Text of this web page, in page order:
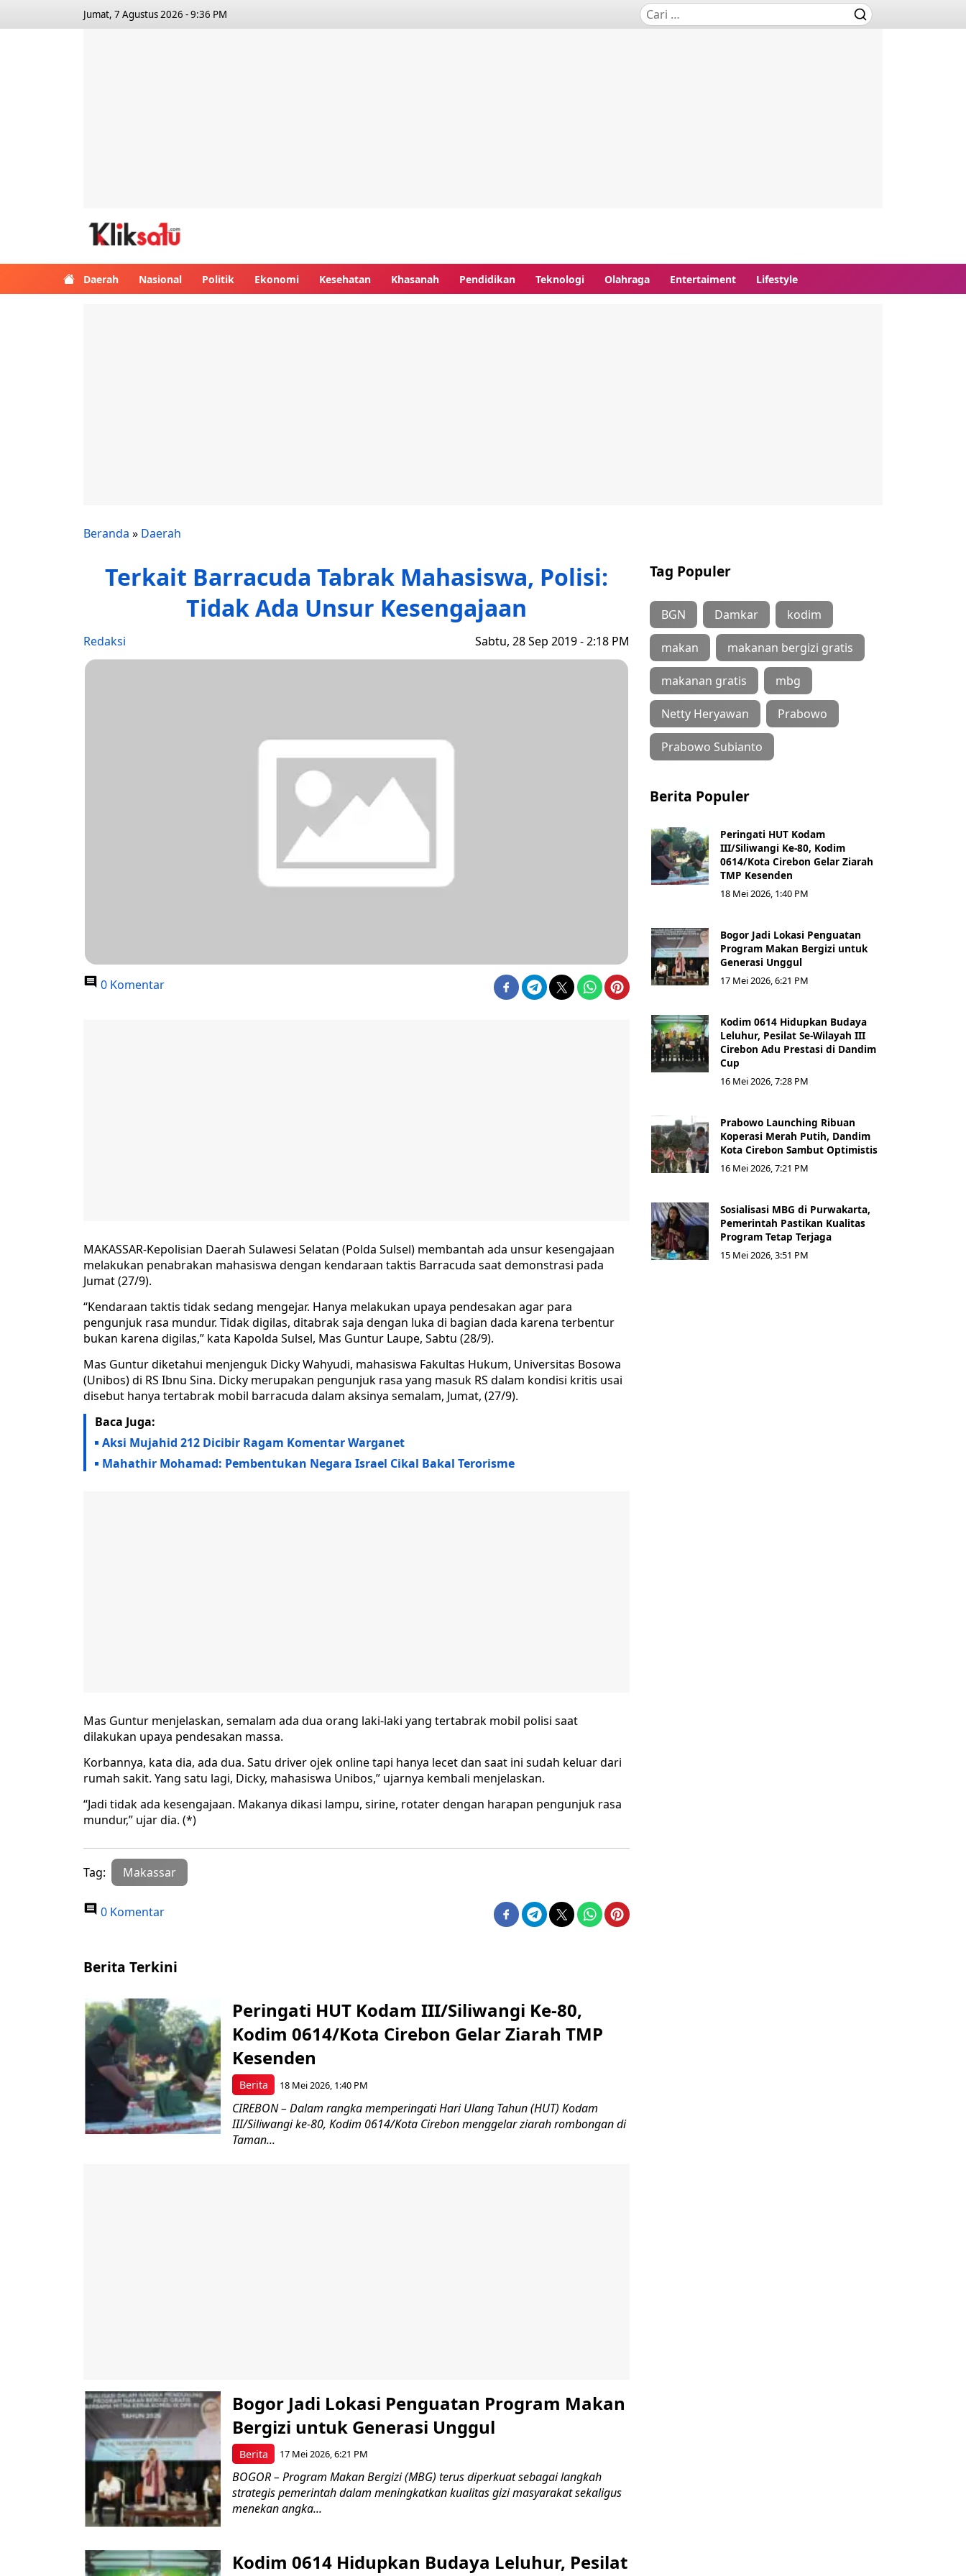
Jumat, 7 Agustus 2026 - 9:36 PM
Daerah Nasional Politik Ekonomi Kesehatan Khasanah Pendidikan Teknologi Olahraga Entertaiment Lifestyle
Beranda » Daerah
Terkait Barracuda Tabrak Mahasiswa, Polisi:
Tidak Ada Unsur Kesengajaan
Redaksi Sabtu, 28 Sep 2019 - 2:18 PM
0 Komentar
MAKASSAR-Kepolisian Daerah Sulawesi Selatan (Polda Sulsel) membantah ada unsur kesengajaan
melakukan penabrakan mahasiswa dengan kendaraan taktis Barracuda saat demonstrasi pada
Jumat (27/9).
“Kendaraan taktis tidak sedang mengejar. Hanya melakukan upaya pendesakan agar para
pengunjuk rasa mundur. Tidak digilas, ditabrak saja dengan luka di bagian dada karena terbentur
bukan karena digilas,” kata Kapolda Sulsel, Mas Guntur Laupe, Sabtu (28/9).
Mas Guntur diketahui menjenguk Dicky Wahyudi, mahasiswa Fakultas Hukum, Universitas Bosowa
(Unibos) di RS Ibnu Sina. Dicky merupakan pengunjuk rasa yang masuk RS dalam kondisi kritis usai
disebut hanya tertabrak mobil barracuda dalam aksinya semalam, Jumat, (27/9).
Baca Juga:
Aksi Mujahid 212 Dicibir Ragam Komentar Warganet
Mahathir Mohamad: Pembentukan Negara Israel Cikal Bakal Terorisme
Mas Guntur menjelaskan, semalam ada dua orang laki-laki yang tertabrak mobil polisi saat
dilakukan upaya pendesakan massa.
Korbannya, kata dia, ada dua. Satu driver ojek online tapi hanya lecet dan saat ini sudah keluar dari
rumah sakit. Yang satu lagi, Dicky, mahasiswa Unibos,” ujarnya kembali menjelaskan.
“Jadi tidak ada kesengajaan. Makanya dikasi lampu, sirine, rotater dengan harapan pengunjuk rasa
mundur,” ujar dia. (*)
Tag: Makassar
0 Komentar
Tag Populer
BGN Damkar kodim
makan makanan bergizi gratis
makanan gratis mbg
Netty Heryawan Prabowo
Prabowo Subianto
Berita Populer
Peringati HUT Kodam
III/Siliwangi Ke-80, Kodim
0614/Kota Cirebon Gelar Ziarah
TMP Kesenden
18 Mei 2026, 1:40 PM
Bogor Jadi Lokasi Penguatan
Program Makan Bergizi untuk
Generasi Unggul
17 Mei 2026, 6:21 PM
Kodim 0614 Hidupkan Budaya
Leluhur, Pesilat Se-Wilayah III
Cirebon Adu Prestasi di Dandim
Cup
16 Mei 2026, 7:28 PM
Prabowo Launching Ribuan
Koperasi Merah Putih, Dandim
Kota Cirebon Sambut Optimistis
16 Mei 2026, 7:21 PM
Sosialisasi MBG di Purwakarta,
Pemerintah Pastikan Kualitas
Program Tetap Terjaga
15 Mei 2026, 3:51 PM
Berita Terkini
Berita
Peringati HUT Kodam III/Siliwangi Ke-80,
Kodim 0614/Kota Cirebon Gelar Ziarah TMP
Kesenden
18 Mei 2026, 1:40 PM
CIREBON – Dalam rangka memperingati Hari Ulang Tahun (HUT) Kodam
III/Siliwangi ke-80, Kodim 0614/Kota Cirebon menggelar ziarah rombongan di
Taman...
Berita
Bogor Jadi Lokasi Penguatan Program Makan
Bergizi untuk Generasi Unggul
17 Mei 2026, 6:21 PM
BOGOR – Program Makan Bergizi (MBG) terus diperkuat sebagai langkah
strategis pemerintah dalam meningkatkan kualitas gizi masyarakat sekaligus
menekan angka...
Kodim 0614 Hidupkan Budaya Leluhur, Pesilat